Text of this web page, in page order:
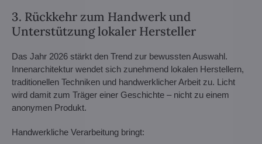
3. Rückkehr zum Handwerk und
Unterstützung lokaler Hersteller
Das Jahr 2026 stärkt den Trend zur bewussten Auswahl.
Innenarchitektur wendet sich zunehmend lokalen Herstellern,
traditionellen Techniken und handwerklicher Arbeit zu. Licht
wird damit zum Träger einer Geschichte – nicht zu einem
anonymen Produkt.
Handwerkliche Verarbeitung bringt: